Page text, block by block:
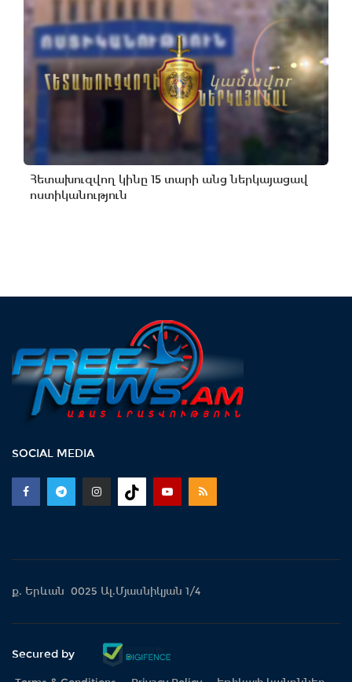
Հետախուզվող կինը 15 տարի անց ներկայացավ
ոստիկանություն
SOCIAL MEDIA
ք. Երևան 0025 Ալ.Մյասնիկյան 1/4
Secured by